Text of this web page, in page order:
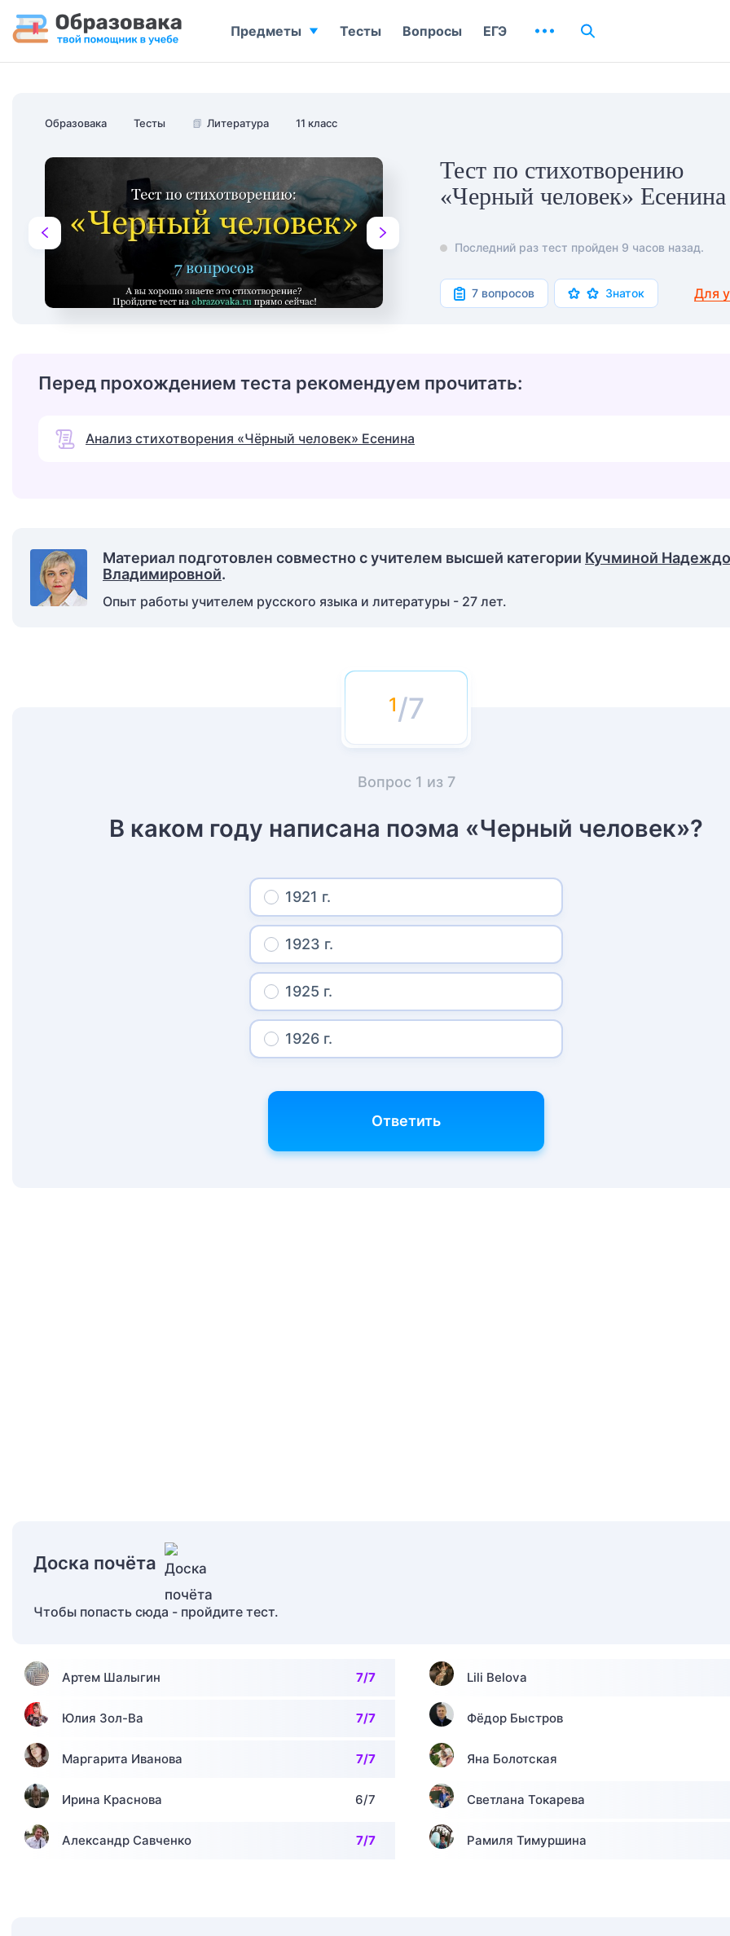
Образовака Тесты 📗 Литература 11 класс
Тест по стихотворению
«Черный человек» Есенина
Последний раз тест пройден 9 часов назад.
7 вопросов Знаток Для
Перед прохождением теста рекомендуем прочитать:
Анализ стихотворения «Чёрный человек» Есенина
Материал подготовлен совместно с учителем высшей категории Кучминой
Владимировной.
Опыт работы учителем русского языка и литературы - 27 лет.
/7
Вопрос 1 из 7
В каком году написана поэма «Черный человек»?
1921 г.
1923 г.
1925 г.
1926 г.
Ответить
Доска почёта
Чтобы попасть сюда - пройдите тест.
Артем Шалыгин 7/7 Lili Belova
Юлия Зол-Ва 7/7 Фёдор Быстров
Маргарита Иванова 7/7 Яна Болотская
Ирина Краснова 6/7 Светлана Токарева
Александр Савченко 7/7 Рамиля Тимуршина
Предметы Тесты Вопросы ЕГЭ